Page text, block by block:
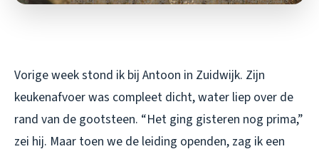
Vorige week stond ik bij Antoon in Zuidwijk. Zijn
keukenafvoer was compleet dicht, water liep over de
rand van de gootsteen. “Het ging gisteren nog prima,”
zei hij. Maar toen we de leiding openden, zag ik een